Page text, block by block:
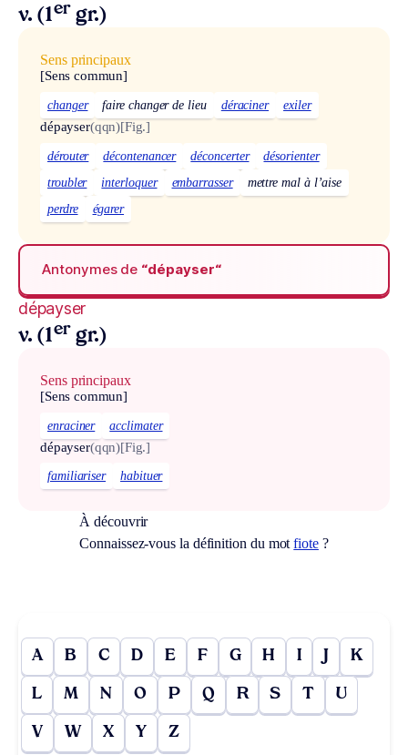
v. (1er gr.)
Sens principaux
[Sens commun]
changer faire changer de lieu déraciner exiler
dépayser(qqn)[Fig.]
dérouter décontenancer déconcerter
désorienter
troubler
interloquer embarrasser
mettre mal à l’aise
perdre
égarer
Antonymes de “dépayser“
dépayser
v. (1er gr.)
Sens principaux
[Sens commun]
enraciner acclimater
dépayser(qqn)[Fig.]
familiariser habituer
À découvrir
Connaissez-vous la définition du motfiote?
A B C D E F G H I J K
L M N O P Q R S T U
V W X Y Z